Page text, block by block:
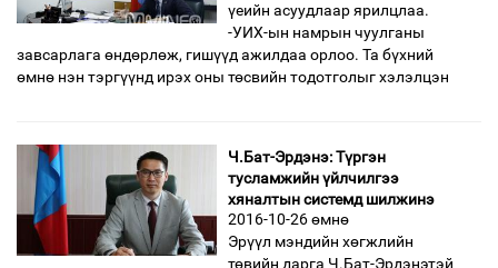
үеийн асуудлаар ярилцлаа.
-УИХ-ын намрын чуулганы
завсарлага өндөрлөж, ги­шүүд ажилдаа орлоо. Та бүх­ний
өмнө нэн тэргүүнд ирэх оны төсвийн тодотголыг хэлэл­цэн
Ч.Бат-Эрдэнэ: Түргэн
тусламжийн үйлчилгээ
хяналтын системд шилжинэ
2016-10-26 өмнө
Эрүүл мэндийн хөгжлийн
төвийн дарга Ч.Бат-Эрдэнэтэй